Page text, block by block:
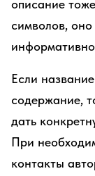
описание
символов,
Если
содержание,
дать
При
контакты